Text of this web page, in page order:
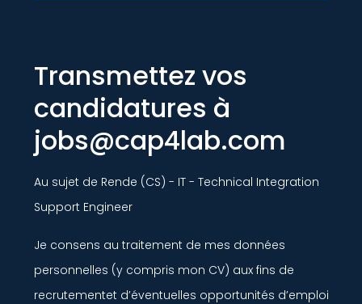
Transmettez vos
candidatures à
jobs@cap4lab.com
Au sujet de Rende (CS) - IT - Technical Integration
Support Engineer
Je consens au traitement de mes données
personnelles (y compris mon CV) aux fins de
recrutementet d’éventuelles opportunités d’emploi